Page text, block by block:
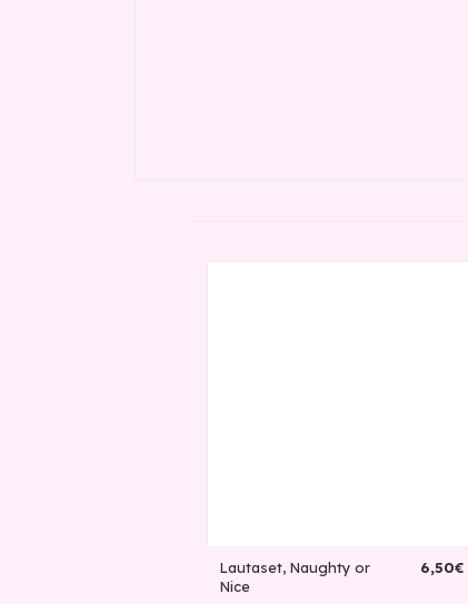
Lautaset, Naughty or
Nice
6,50€